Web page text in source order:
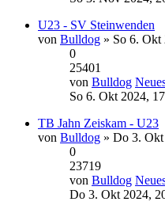
U23 - SV Steinwenden
von Bulldog » So 6. Okt
0
25401
von Bulldog
So 6. Okt 2024,
TB Jahn Zeiskam - U23
von Bulldog » Do 3.
0
23719
von Bulldog
Do 3. Okt 2024,